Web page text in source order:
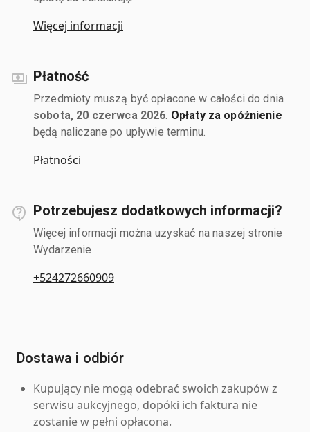
Więcej informacji
Płatność
Przedmioty muszą być opłacone w całości do dnia
sobota, 20 czerwca 2026 Opłaty za opóźnienie
będą naliczane po upływie terminu.
Płatności
Potrzebujesz dodatkowych informacji?
Więcej informacji można uzyskać na naszej stronie
Wydarzenie.
+524272660909
Dostawa i odbiór
Kupujący nie mogą odebrać swoich zakupów z
serwisu aukcyjnego, dopóki ich faktura nie
zostanie w pełni opłacona.